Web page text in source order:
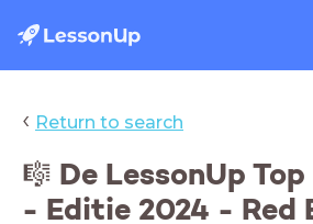
‹ Return to search
🎼 De LessonUp
- Editie 2024 - Red